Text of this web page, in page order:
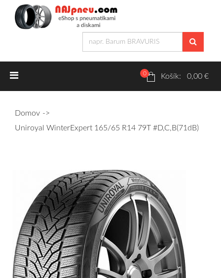
Letné pneumatiky
Osobné/crossover + malé úžitkové
SUV/crossover + OFFRoad-ové
Dodávkové + malé úžitkové
Celoročné pneumatiky
0 Košík: 0,00 €
Domov
Uniroyal WinterExpert 165/65 R14 79T #D,C,B(71dB)